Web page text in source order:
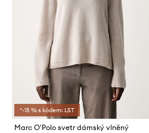
*-15 % s kódem: LST
Marc O'Polo svetr dámský vlněný